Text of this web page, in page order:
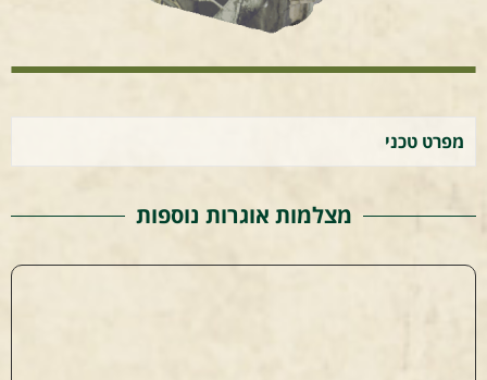
מפרט טכני
מצלמות אוגרות נוספות